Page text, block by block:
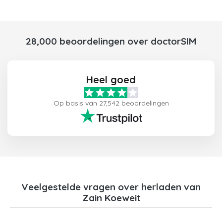
28,000 beoordelingen over doctorSIM
Heel goed
Op basis van 27,542 beoordelingen
Veelgestelde vragen over herladen van
Zain Koeweit